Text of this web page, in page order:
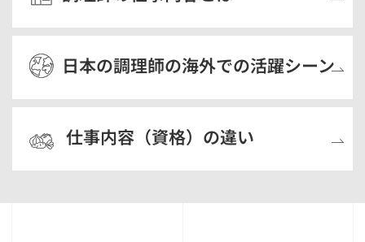
日本の調理師の海外での活躍シーン
仕事内容（資格）の違い